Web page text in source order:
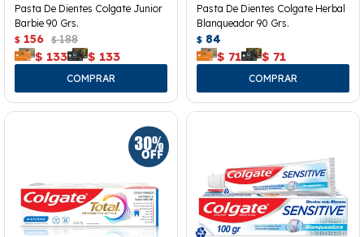
Pasta De Dientes Colgate Junior
Barbie 90 Grs.
$ 156 $ 188
$ 133 $ 133
Pasta De Dientes Colgate Herbal
Blanqueador 90 Grs.
$ 84
$ 71 $ 71